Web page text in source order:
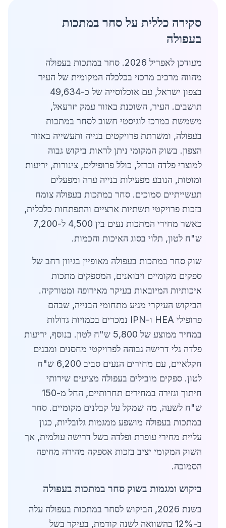
סקירה כללית על סחר במתכות
בעפולה
מעודכן לאפריל 2026. סחר במתכות בעפולה
מהווה מרכיב מרכזי בכלכלה המקומית של העיר
בצפון ישראל, עם אוכלוסייה של כ-49,634
תושבים. העיר, השוכנת באזור עמק יזרעאל,
משמשת כמרכז לוגיסטי חשוב לסחר במתכות
בעפולה, ומשרתת פרויקטים בנייה ותעשייה באזור
הצפון. בשוק המקומי ניתן לראות ביקוש גבוה
למוצרי פלדה וברזל, כולל פרופילים, צינורות, יריעות
ומוטות, הנובע מפעילות בנייה ערה ומפעלים
תעשייתיים סמוכים. סחר במתכות בעפולה צומח
בזכות פרויקטי תשתיות ארציים והתפתחות כלכלית,
כאשר מחירי המתכות נעים בין 4,500 ל-7,200
ש"ח לטון, תלוי בסוג האיכות והכמות.
שוק סחר במתכות בעפולה מאופיין בגיוון רחב של
ספקים מקומיים ויבואנים, המספקים מתכות
איכותיות המיובאות בעיקר מאירופה ומטורקיה.
הביקוש העיקרי מגיע מתחומי הבנייה, שבהם
פרופילי HEA ו-IPN נמכרים בכמויות גדולות
במחיר ממוצע של 5,800 ש"ח לטון. בנוסף, יריעות
פלדה גלי דרישה גבוהה לפרויקטי מחסנים ומבנים
חקלאיים, עם מחירים הנעים סביב 6,200 ש"ח
לטון. ספקים מובילים בעפולה מציעים שירותי
חיתוך וגזירה במחירים תחרותיים, החל מ-150
ש"ח לשעה, מה שמקל על קבלנים מקומיים. סחר
במתכות בעפולה מושפע ממגמות גלובליות, כגון
עליית מחירי עופרת ופלדה בשל דרישה עולמית, אך
השוק המקומי יציב בזכות אספקה מהירה מחיפה
הסמוכה.
ביקוש ומגמות בשוק סחר במתכות בעפולה
בשנת 2026, הביקוש לסחר במתכות בעפולה עלה
ב-12% בהשוואה לשנה קודמת, בעיקר בשל